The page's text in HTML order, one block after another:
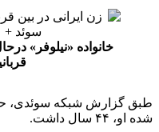
خانواده «نیلوفر»
شده او، ۴۴ سال داشت.